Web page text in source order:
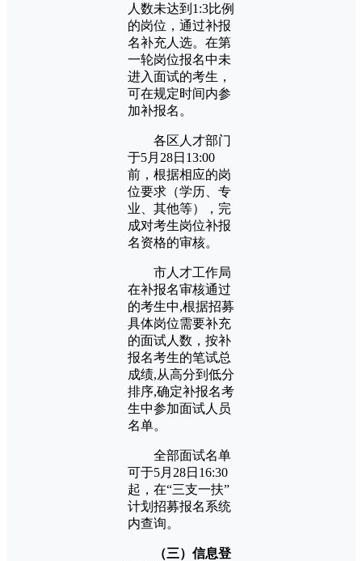
人数未达到1:3比例
的岗位，通过补报
名补充人选。在第
一轮岗位报名中未
进入面试的考生，
可在规定时间内参
加补报名。
各区人才部门
于5月28日13:00
前，根据相应的岗
位要求（学历、专
业、其他等），完
成对考生岗位补报
名资格的审核。
市人才工作局
在补报名审核通过
的考生中,根据招募
具体岗位需要补充
的面试人数，按补
报名考生的笔试总
成绩,从高分到低分
排序,确定补报名考
生中参加面试人员
名单。
全部面试名单
可于5月28日16:30
起，在“三支一扶”
计划招募报名系统
内查询。
（三）信息登